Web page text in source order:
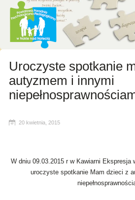
Uroczyste spotkanie
autyzmem i innymi
20 kwietnia, 2015
W dniu 09.03.2015 r w Kawiarni Ekspresja
uroczyste spotkanie Mam dzieci z